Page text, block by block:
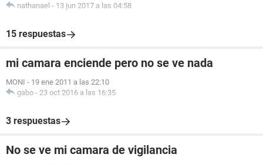
nathanael - 13 jun 2017 a las 04:58
15 respuestas
mi camara enciende pero no se ve nada
MONI - 19 ene 2011 a las 22:10
gabo - 23 oct 2016 a las 16:35
3 respuestas
No se ve mi camara de vigilancia